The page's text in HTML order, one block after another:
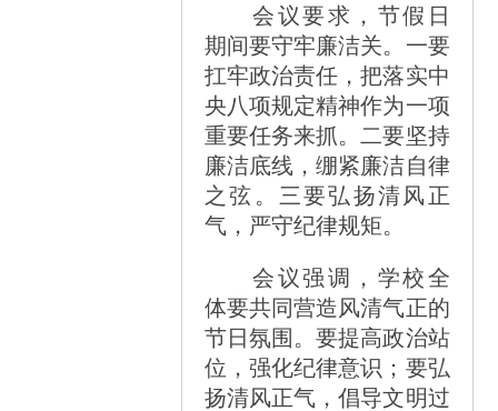
会议要求，节假日
期间要守牢廉洁关。一要
扛牢政治责任，把落实中
央八项规定精神作为一项
重要任务来抓。二要坚持
廉洁底线，绷紧廉洁自律
之弦。三要弘扬清风正
气，严守纪律规矩。
会议强调，学校全
体要共同营造风清气正的
节日氛围。要提高政治站
位，强化纪律意识；要弘
扬清风正气，倡导文明过